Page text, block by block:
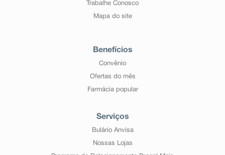
Trabalhe Conosco
Mapa do site
Benefícios
Convênio
Ofertas do mês
Farmácia popular
Serviços
Bulário Anvisa
Nossas Lojas